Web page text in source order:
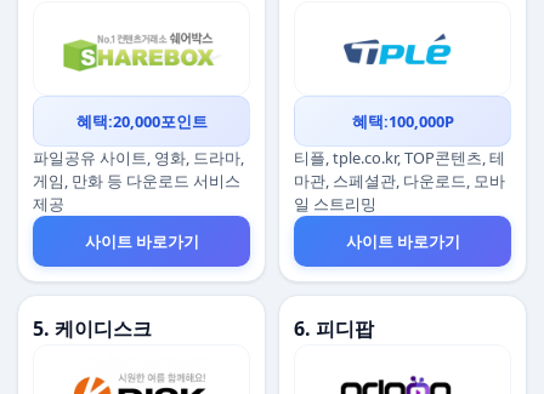
혜택:20,000포인트
파일공유 사이트, 영화, 드라마,
게임, 만화 등 다운로드 서비스
제공
사이트 바로가기
혜택:100,000P
티플, tple.co.kr, TOP콘텐츠, 테
마관, 스페셜관, 다운로드, 모바
일 스트리밍
사이트 바로가기
5. 케이디스크 6. 피디팝